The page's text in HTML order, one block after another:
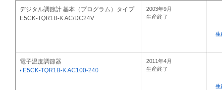
デジタル調節計 基本（プログラム）タイプ
E5CK-TQR1B-K AC/DC24V
2003年9月
生産終了
生
電子温度調節器
E5CK-TQR1B-K AC100-240
2011年4月
生産終了
生